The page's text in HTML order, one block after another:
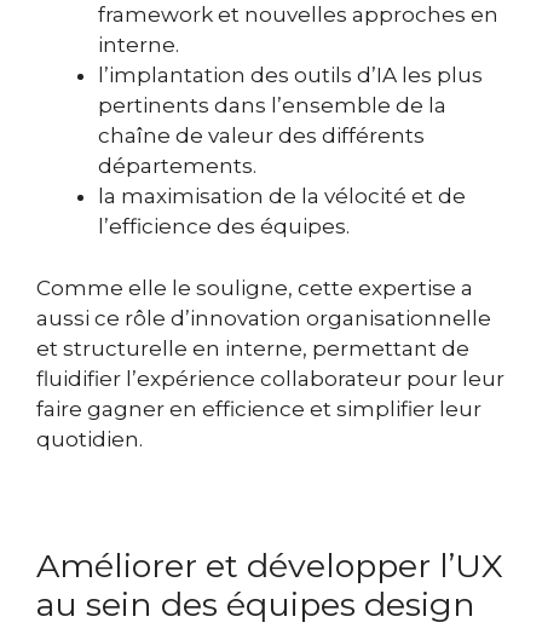
framework et nouvelles approches en
interne.
l’implantation des outils d’IA les plus
pertinents dans l’ensemble de la
chaîne de valeur des différents
départements.
la maximisation de la vélocité et de
l’efficience des équipes.
Comme elle le souligne, cette expertise a
aussi ce rôle d’innovation organisationnelle
et structurelle en interne, permettant de
fluidifier l’expérience collaborateur pour leur
faire gagner en efficience et simplifier leur
quotidien.
Améliorer et développer l’UX
au sein des équipes design